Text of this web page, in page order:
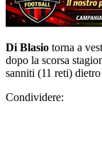
Di Blasio torna a
dopo la scorsa
sanniti (11 reti)
Condividere: